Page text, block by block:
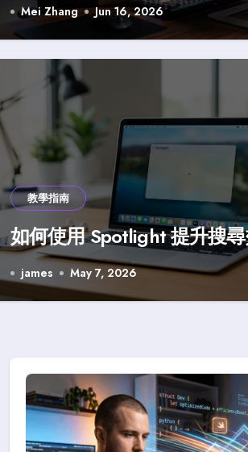
Mei Zhang Jun 16, 2026
教學指南
如何使用 Spotlight 提升搜
james May 7, 2026